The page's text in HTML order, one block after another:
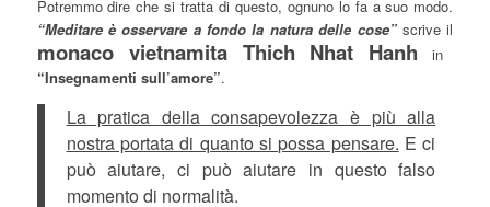
Potremmo dire che si tratta di questo, ognuno lo fa a suo modo.
“Meditare è osservare a fondo la natura delle cose”scrive il
monaco vietnamita Thich Nhat Hanh in
“Insegnamenti sull’amore”.
La pratica della consapevolezza è più alla
nostra portata di quanto si possa pensare. E ci
può aiutare, ci può aiutare in questo falso
momento di normalità.